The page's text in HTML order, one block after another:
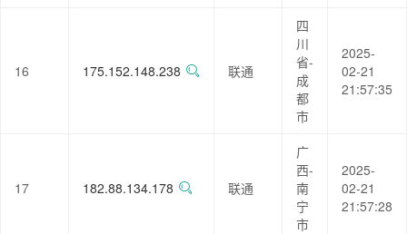
16 175.152.148.238 联通
四
川
省-
成
都
市
2025-
02-21
21:57:35
17 182.88.134.178 联通
广
西-
南
宁
市
2025-
02-21
21:57:28